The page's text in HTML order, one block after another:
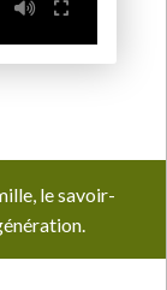
le savoir-